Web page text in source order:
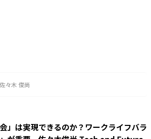
佐々木 俊尚
」は実現できるのか？ワークライフバラ